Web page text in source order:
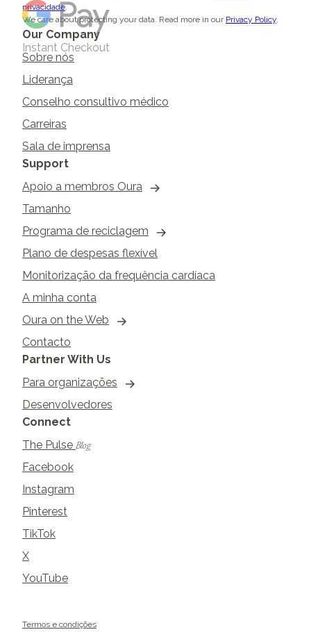
Instant Checkout
privacidade.
We care about protecting your data. Read more in our Privacy Policy
Our Company
Sobre nós
Liderança
Conselho consultivo médico
Carreiras
Sala de imprensa
Support
Apoio a membros Oura
Tamanho
Programa de reciclagem
Plano de despesas flexível
Monitorização da frequência cardíaca
A minha conta
Oura on the Web
Contacto
Partner With Us
Para organizações
Desenvolvedores
Connect
The Pulse Blog
Facebook
Instagram
Pinterest
TikTok
X
YouTube
Termos e condições